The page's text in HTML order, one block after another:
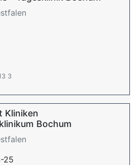
3
Kliniken
Bochum
25